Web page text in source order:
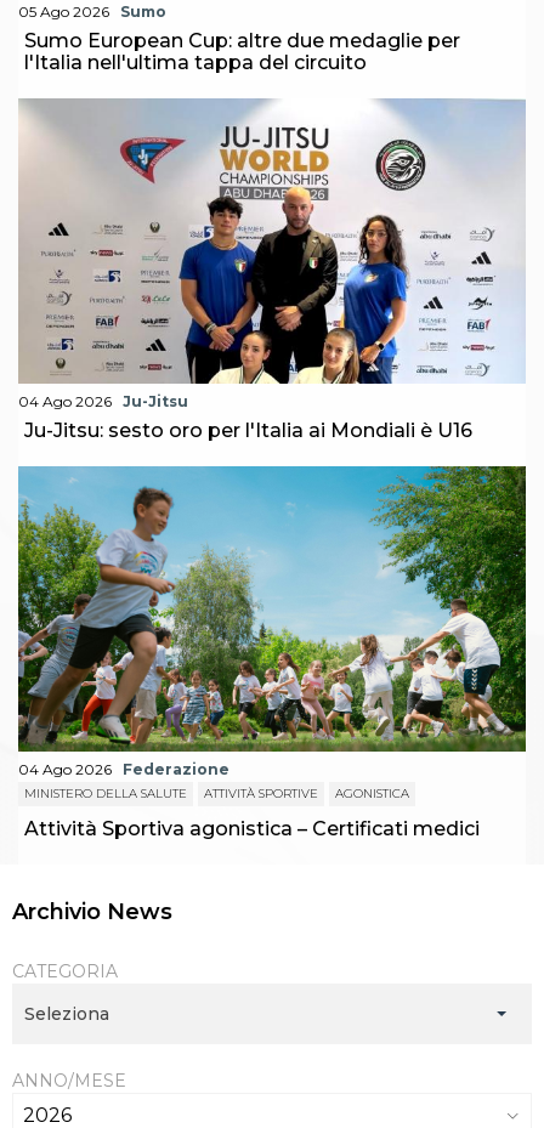
News
Calendario Attività
Difesa Personale MGA
La disciplina
News
Merchandising
Mappa del sito
Cerca
Contatti
News
Cookies Accept
Newsletter
Catalogo formativo
Webinar
Corsi Monotematici
Corsi di Specializzazione
Corsi FIJLKAM-FISDIR
Corsi Preparatore Fisico
Edutraining class - Didattica infantile
Corso dirigenti sportivi
Corso Direttore di Gara
Abilitazioni
Sportello Fiscale
News
Modulistica
FAQ
Quesiti fiscali
Sostenibilità
Documenti
05 Ago 2026 Sumo
Sumo European Cup: altre due medaglie per
l'Italia nell'ultima tappa del circuito
04 Ago 2026 Ju-Jitsu
Ju-Jitsu: sesto oro per l'Italia ai Mondiali è U16
04 Ago 2026 Federazione
MINISTERO DELLA SALUTE ATTIVITÀ SPORTIVE AGONISTICA
Attività Sportiva agonistica – Certificati medici
Archivio News
CATEGORIA
Seleziona
ANNO/MESE
2026